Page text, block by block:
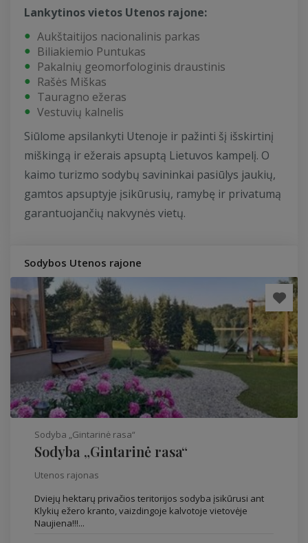
Lankytinos vietos Utenos rajone:
Aukštaitijos nacionalinis parkas
Biliakiemio Puntukas
Pakalnių geomorfologinis draustinis
Rašės Miškas
Tauragno ežeras
Vestuvių kalnelis
Siūlome apsilankyti Utenoje ir pažinti šį išskirtinį
miškingą ir ežerais apsuptą Lietuvos kampelį. O
kaimo turizmo sodybų savininkai pasiūlys jaukių,
gamtos apsuptyje įsikūrusių, ramybę ir privatumą
garantuojančių nakvynės vietų.
Sodybos Utenos rajone
Sodyba „Gintarinė rasa“
Sodyba „Gintarinė rasa“
Utenos rajonas
Dviejų hektarų privačios teritorijos sodyba įsikūrusi ant
Klykių ežero kranto, vaizdingoje kalvotoje vietovėje
Naujiena!!!...